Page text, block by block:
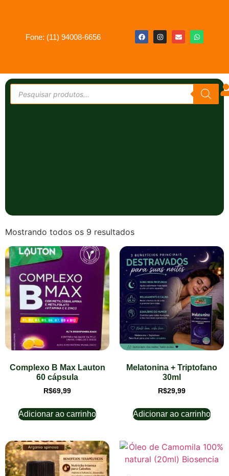
Fone: (11) 94008-6656
Mostrando todos os 9 resultados
Complexo B Max Lauton
60 cápsula
R$69,99
Adicionar ao carrinho
Melatonina + Triptofano
30ml
R$29,99
Adicionar ao carrinho